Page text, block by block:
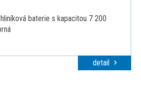
baterie s kapacitou 7 200
detail